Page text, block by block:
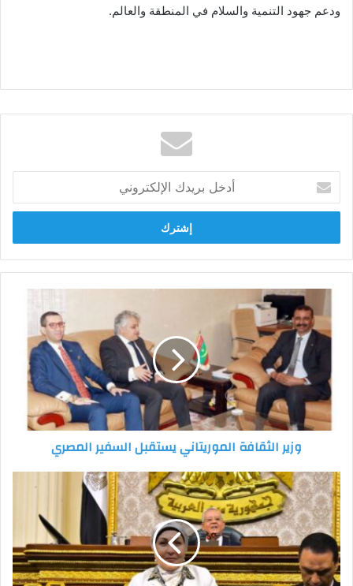
ودعم جهود التنمية والسلام في المنطقة والعالم.
بريدك
الإلكتروني
الثقافة
الموريتاني
يستقبل
المصري
وزير الثقافة الموريتاني يستقبل السفير المصري
النائبة
هالة
أبو
السعد:
لا
تمييز
بين